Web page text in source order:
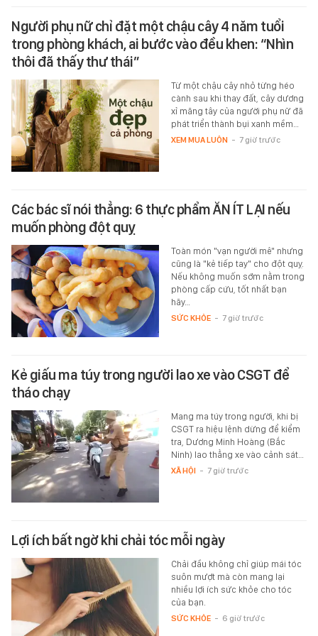
Người phụ nữ chỉ đặt một chậu cây 4 năm tuổi
trong phòng khách, ai bước vào đều khen: “Nhìn
thôi đã thấy thư thái”
Từ một chậu cây nhỏ từng héo
cành sau khi thay đất, cây dương
xỉ măng tây của người phụ nữ đã
phát triển thành bụi xanh mềm…
XEM MUA LUÔN - 7 giờ trước
Các bác sĩ nói thẳng: 6 thực phẩm ĂN ÍT LẠI nếu
muốn phòng đột quỵ
Toàn món "vạn người mê" nhưng
cũng là "kẻ tiếp tay" cho đột quỵ.
Nếu không muốn sớm nằm trong
phòng cấp cứu, tốt nhất bạn
hãy…
SỨC KHỎE - 7 giờ trước
Kẻ giấu ma túy trong người lao xe vào CSGT để
tháo chạy
Mang ma túy trong người, khi bị
CSGT ra hiệu lệnh dừng để kiểm
tra, Dương Minh Hoàng (Bắc
Ninh) lao thẳng xe vào cảnh sát…
XÃ HỘI - 7 giờ trước
Lợi ích bất ngờ khi chải tóc mỗi ngày
Chải đầu không chỉ giúp mái tóc
suôn mượt mà còn mang lại
nhiều lợi ích sức khỏe cho tóc
của bạn.
SỨC KHỎE - 6 giờ trước